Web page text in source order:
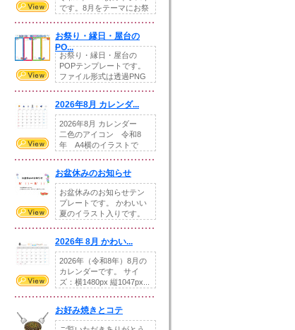
です。8月をテーマにお祭
お祭り・縁日・屋台の
PO...
お祭り・縁日・屋台の
POPテンプレートです。
ファイル形式は透過PNG
2026年8月 カレンダ...
2026年8月 カレンダー
二色のアイコン 令和8
年 A4横のイラストで
お盆休みのお知らせ
お盆休みのお知らせテン
プレートです。 かわいい
夏のイラスト入りです。
2026年 8月 かわい...
2026年（令和8年）8月の
カレンダーです。 サイ
ズ：横1480px 縦1047px...
お好み焼きとコテ